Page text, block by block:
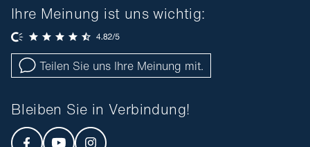
Ihre Meinung ist uns wichtig:
Teilen Sie uns Ihre Meinung mit.
Bleiben Sie in Verbindung!